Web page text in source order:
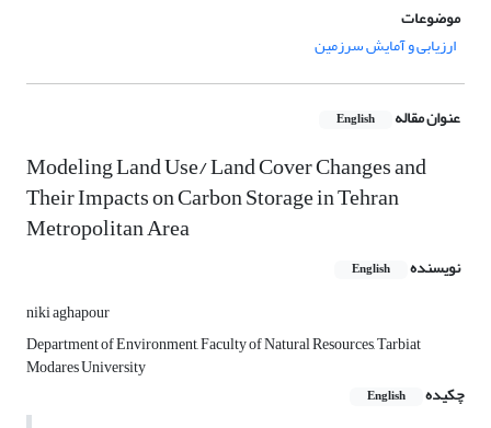
موضوعات
ارزیابی و آمایش سرزمین
عنوان مقاله English
Modeling Land Use/ Land Cover Changes and
Their Impacts on Carbon Storage in Tehran
Metropolitan Area
نویسنده English
niki aghapour
Department of Environment, Faculty of Natural Resources, Tarbiat
Modares University
چکیده
English